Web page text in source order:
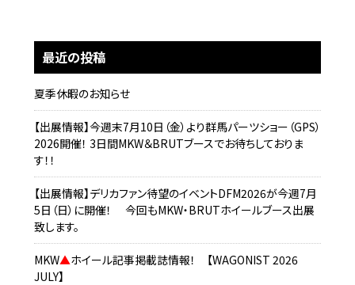
最近の投稿
夏季休暇のお知らせ
【出展情報】今週末7月10日（金）より群馬パーツショー（GPS）
2026開催！ 3日間MKW＆BRUTブースでお待ちしておりま
す！！
【出展情報】デリカファン待望のイベントDFM2026が今週7月
5日（日）に開催！ 今回もMKW・BRUTホイールブース出展
致します。
MKW▲ホイール記事掲載誌情報！ 【WAGONIST 2026
JULY】